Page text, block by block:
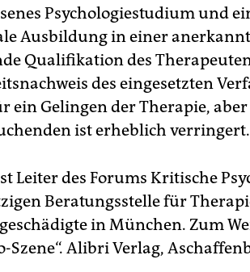
Psychologiestudium und
Ausbildung in einer
Qualifikation des
des eingesetzten
ein Gelingen der Therapie, aber
ist erheblich verringert.
Leiter des Forums Kritische
Beratungsstelle für
in München. Zum
Szene“. Alibri Verlag,